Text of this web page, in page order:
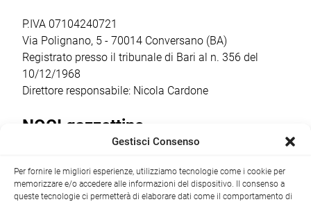
punto […]
stagione sportiva
2026/2027 […]
P.IVA 07104240721
Via Polignano, 5 - 70014 Conversano (BA)
Registrato presso il tribunale di Bari al n. 356 del
10/12/1968
Direttore responsabile: Nicola Cardone
NOCI gazzettino
+39 080 4979274|info@nocigazzettino.it Contatti|
Archivio
Gestisci Consenso
Per fornire le migliori esperienze, utilizziamo tecnologie come i cookie per
memorizzare e/o accedere alle informazioni del dispositivo. Il consenso a
queste tecnologie ci permetterà di elaborare dati come il comportamento di